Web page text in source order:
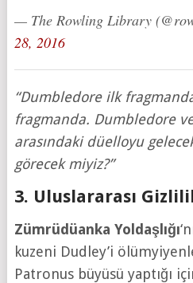
— The Rowling Library
28, 2016
“Dumbledore ilk
fragmanda. Dumbledore
arasındaki düelloyu
görecek miyiz?”
3. Uluslararası
Zümrüdüanka Yoldaşlığı
kuzeni Dudley’i
Patronus büyüsü yaptığı